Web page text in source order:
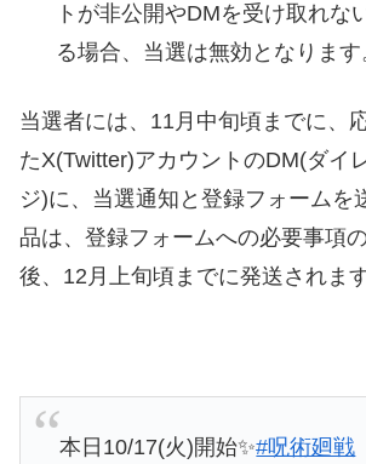
トが非公開やDMを受け取れな
る場合、当選は無効となります
当選者には、11月中旬頃までに、
たX(Twitter)アカウントのDM(ダイ
ジ)に、当選通知と登録フォームを
品は、登録フォームへの必要事項
後、12月上旬頃までに発送されます
本日10/17(火)開始✨#呪術廻戦